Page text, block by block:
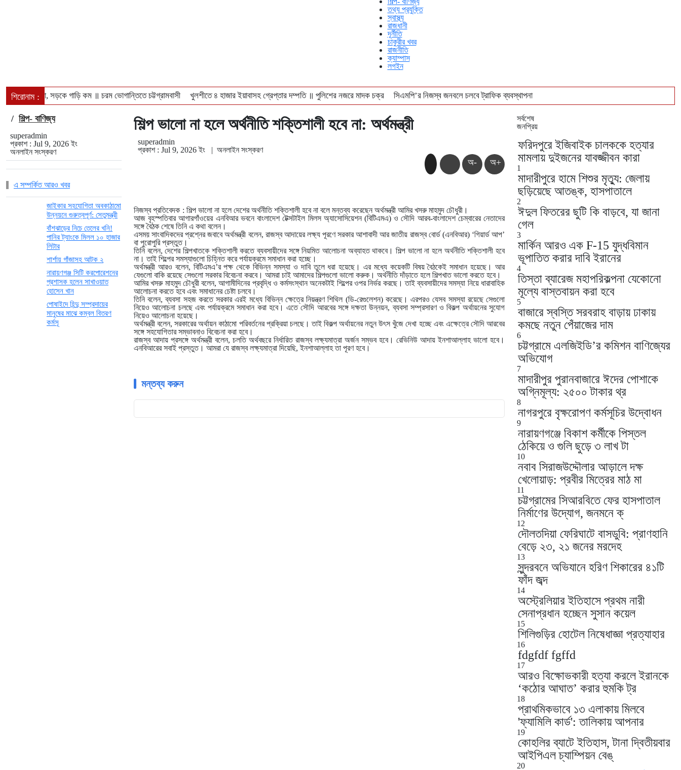
তথ্য প্রযুক্তি
স্বাস্থ্য
রাজধানী
দূর্নীতি
চাকুরীর খবর
রাজনীতি
ক্যাম্পাস
লগইন
শিরোনাম :
জ্বলছে না চুলা, সড়কে গাড়ি কম ॥ চরম ভোগান্তিতে চট্টগ্রামবাসী খুলশীতে ৪ হাজার ইয়াবাসহ গ্রেপ্তার দম্পতি ॥ পুলিশের নজরে মাদক চক্র
সিএমপি’র নিজস্ব জনবলে চলবে ট্রাফিক ব্যবস্থাপনা
ঢাকা-পাবনা ও ঢাকা-খুলনা রুটে নতুন আন্তঃনগর ট্রেন চালুর পরিকল্পনা ॥ চালু হবে বন্ধ লোকাল-মেইল
/ শিল্প- বাণিজ্য
superadmin
প্রকাশ : Jul 9, 2026 ইং
অনলাইন সংস্করণ
এ সম্পর্কিত আরও খবর
জাইকার সহযোগিতা অবকাঠামো
উন্নয়নে গুরুত্বপূর্ণ: সেতুমন্ত্রী
বাঁশঝাড়ের নিচে তেলের খনি!
পানির ট্যাংকে মিলল ১০ হাজার
লিটার
শার্শায় গাঁজাসহ আটক ২
নারায়ণগঞ্জ সিটি করপোরেশনের
প্রশাসক হলেন সাখাওয়াত
হোসেন খান
পোষাইদে হিন্দু সম্প্রদায়ের
মানুষের মাঝে কম্বল বিতরণ
কর্মসূ
শিল্প ভালো না হলে অর্থনীতি শক্তিশালী হবে না: অর্থমন্ত্রী
superadmin
প্রকাশ : Jul 9, 2026 ইং
| অনলাইন সংস্করণ
অ- অ+
নিজস্ব প্রতিবেদক : শিল্প ভালো না হলে দেশের অর্থনীতি শক্তিশালী হবে না বলে মন্তব্য করেছেন অর্থমন্ত্রী আমির খসরু মাহমুদ চৌধুরী।
আজ বৃহস্পতিবার আগারগাঁওয়ের এনবিআর ভবনে বাংলাদেশ টেক্সটাইল মিলস অ্যাসোসিয়েশন (বিটিএমএ) ও সৌদি আরব-বাংলাদেশ চেম্বারের নেতাদের
সঙ্গে বৈঠক শেষে তিনি এ কথা বলেন।
এসময় সাংবাদিকদের প্রশ্নের জবাবে অর্থমন্ত্রী বলেন, রাজস্ব আদায়ের লক্ষ্য পূরণে সরকার আশাবাদী আর জাতীয় রাজস্ব বোর্ড (এনবিআর) ‘গিয়ার্ড আপ’
বা পুরোপুরি প্রস্তুত।
তিনি বলেন, দেশের শিল্পখাতকে শক্তিশালী করতে ব্যবসায়ীদের সঙ্গে নিয়মিত আলোচনা অব্যাহত থাকবে। শিল্প ভালো না হলে অর্থনীতি শক্তিশালী হবে
না। তাই শিল্পের সমস্যাগুলো চিহ্নিত করে পর্যায়ক্রমে সমাধান করা হচ্ছে।
অর্থমন্ত্রী আরও বলেন, বিটিএমএ’র পক্ষ থেকে বিভিন্ন সমস্যা ও দাবি তুলে ধরা হয়েছে। এর মধ্যে কয়েকটি বিষয় বৈঠকেই সমাধান হয়েছে। আর
যেগুলো বাকি রয়েছে সেগুলো সরকার বিবেচনা করবে। আমরা চাই আমাদের শিল্পগুলো ভালো করুক। অর্থনীতি দাঁড়াতে হলে শিল্পখাত ভালো করতে হবে।
আমির খসরু মাহমুদ চৌধুরী বলেন, আগামীদিনের প্রবৃদ্ধি ও কর্মসংস্থান অনেকটাই শিল্পের ওপর নির্ভর করছে। তাই ব্যবসায়ীদের সমস্যা নিয়ে ধারাবাহিক
আলোচনা করতে হবে এবং সমাধানের চেষ্টা চলবে।
তিনি বলেন, ব্যবসা সহজ করতে সরকার এরই মধ্যে বিভিন্ন ক্ষেত্রে নিয়ন্ত্রণ শিথিল (ডি-রেগুলেশন) করেছে। এরপরও যেসব সমস্যা রয়েছে সেগুলো
নিয়েও আলোচনা চলছে এবং পর্যায়ক্রমে সমাধান করা হবে। এতে সৌদি আরবের সঙ্গে দক্ষতা উন্নয়ন, ব্যবসা সম্প্রসারণ ও বিকল্প অর্থায়নের সুযোগ
নিয়েও আলোচনা হয়েছে।
অর্থমন্ত্রী বলেন, সরকারের অর্থায়ন কাঠামো পরিবর্তনের প্রক্রিয়া চলছে। তাই বিকল্প অর্থায়নের নতুন উৎস খুঁজে দেখা হচ্ছে এবং এক্ষেত্রে সৌদি আরবের
সঙ্গে সহযোগিতার সম্ভাবনাও বিবেচনা করা হবে।
রাজস্ব আদায় প্রসঙ্গে অর্থমন্ত্রী বলেন, চলতি অর্থবছরে নির্ধারিত রাজস্ব লক্ষ্যমাত্রা অর্জন সম্ভব হবে। রেভিনিউ আদায় ইনশাআল্লাহ ভালো হবে।
এনবিআরের সবাই প্রস্তুত। আমরা যে রাজস্ব লক্ষ্যমাত্রা দিয়েছি, ইনশাআল্লাহ তা পূরণ হবে।
মন্তব্য করুন
সর্বশেষ
জনপ্রিয়
ফরিদপুরে ইজিবাইক চালককে হত্যার
মামলায় দুইজনের যাবজ্জীবন কারা
1
মাদারীপুরে হামে শিশুর মৃত্যু: জেলায়
ছড়িয়েছে আতঙ্ক, হাসপাতালে
2
ঈদুল ফিতরের ছুটি কি বাড়বে, যা জানা
গেল
3
মার্কিন আরও এক F-15 যুদ্ধবিমান
ভূপাতিত করার দাবি ইরানের
4
তিস্তা ব্যারেজ মহাপরিকল্পনা যেকোনো
মূল্যে বাস্তবায়ন করা হবে
5
বাজারে স্বস্তি সরবরাহ বাড়ায় ঢাকায়
কমছে নতুন পেঁয়াজের দাম
6
চট্টগ্রামে এলজিইডি’র কমিশন বাণিজ্যের
অভিযোগ
7
মাদারীপুর পুরানবাজারে ঈদের পোশাকে
অগ্নিমূল্য: ২৫০০ টাকার থ্র
8
নাগরপুরে বৃক্ষরোপণ কর্মসূচির উদ্বোধন
9
নারায়ণগঞ্জে বিকাশ কর্মীকে পিস্তল
ঠেকিয়ে ও গুলি ছুড়ে ৩ লাখ টা
10
নবাব সিরাজউদ্দৌলার আড়ালে দক্ষ
খেলোয়াড়: প্রবীর মিত্রের মাঠ মা
11
চট্টগ্রামের সিআরবিতে ফের হাসপাতাল
নির্মাণের উদ্যোগ, জনমনে ক্
12
দৌলতদিয়া ফেরিঘাটে বাসডুবি: প্রাণহানি
বেড়ে ২৩, ২১ জনের মরদেহ
13
সুন্দরবনে অভিযানে হরিণ শিকারের ৪১টি
ফাঁদ জব্দ
14
অস্ট্রেলিয়ার ইতিহাসে প্রথম নারী
সেনাপ্রধান হচ্ছেন সুসান কয়েল
15
শিলিগুড়ির হোটেল নিষেধাজ্ঞা প্রত্যাহার
16
fdgfdf fgffd
17
আরও বিক্ষোভকারী হত্যা করলে ইরানকে
‘কঠোর আঘাত’ করার হুমকি ট্র
18
প্রাথমিকভাবে ১৩ এলাকায় মিলবে
'ফ্যামিলি কার্ড': তালিকায় আপনার
19
কোহলির ব্যাটে ইতিহাস, টানা দ্বিতীয়বার
আইপিএল চ্যাম্পিয়ন বেঙ্
20